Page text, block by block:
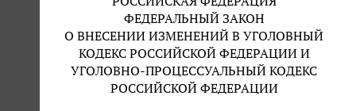
ФЕДЕРАЛЬНЫЙ ЗАКОН
О ВНЕСЕНИИ ИЗМЕНЕНИЙ В УГОЛОВНЫЙ
КОДЕКС РОССИЙСКОЙ ФЕДЕРАЦИИ И
УГОЛОВНО-ПРОЦЕССУАЛЬНЫЙ КОДЕКС
РОССИЙСКОЙ ФЕДЕРАЦИИ